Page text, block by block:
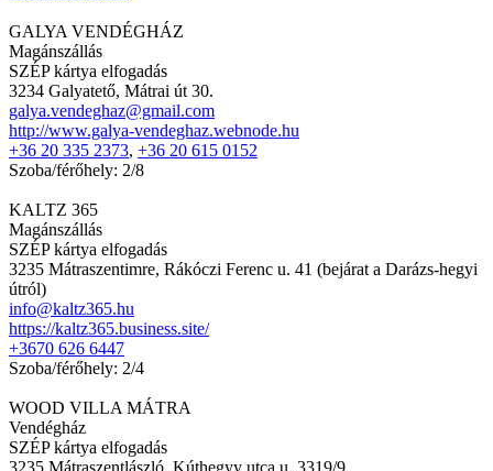
GALYA VENDÉGHÁZ
Magánszállás
SZÉP kártya elfogadás
3234 Galyatető, Mátrai út 30.
galya.vendeghaz@gmail.com
http://www.galya-vendeghaz.webnode.hu
+36 20 335 2373, +36 20 615 0152
Szoba/férőhely: 2/8
KALTZ 365
Magánszállás
SZÉP kártya elfogadás
3235 Mátraszentimre, Rákóczi Ferenc u. 41 (bejárat a Darázs-hegyi
útról)
info@kaltz365.hu
https://kaltz365.business.site/
+3670 626 6447
Szoba/férőhely: 2/4
WOOD VILLA MÁTRA
Vendégház
SZÉP kártya elfogadás
3235 Mátraszentlászló, Kúthegyy utca u. 3319/9